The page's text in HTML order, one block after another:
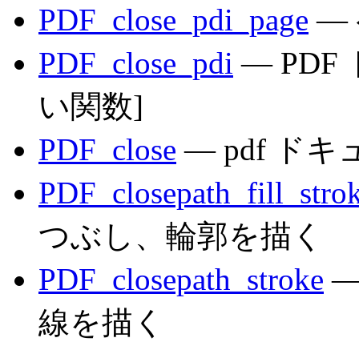
PDF_close_pdi_page —
PDF_close_pdi — PDF
い関数]
PDF_close — pdf ドキ
つぶし、輪郭を描く
PDF_closepath_stroke —
線を描く